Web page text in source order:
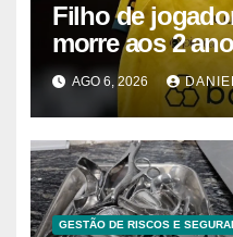
Filho de
morre aos 2
AGO 6, 2026
GESTÃO DE RISCOS E